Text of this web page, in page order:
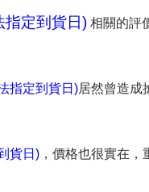
指定到貨日) 相關的評
指定到貨日)居然曾造成
貨日) ，價格也很實在，